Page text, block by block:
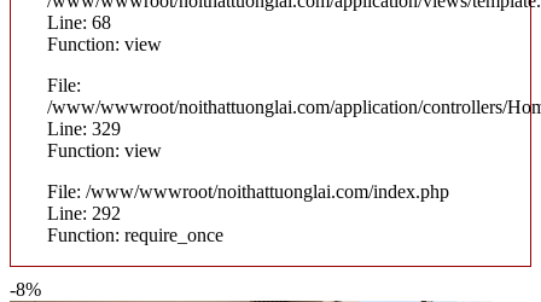
Line: 68
Function: view
File:
/www/wwwroot/noithattuonglai.com/application/controllers/
Line: 329
Function: view
File: /www/wwwroot/noithattuonglai.com/index.php
Line: 292
Function: require_once
-8%